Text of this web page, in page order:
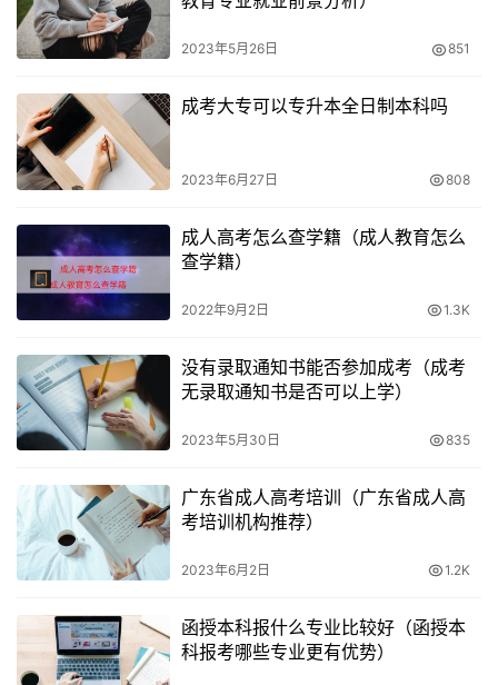
3）其他要求：身体健康，生活能自理，不影响所报专业学
习。
三、成人高考和自考的区别
成人高考和自考都属于成人教育文凭，但是它们在考试时间
和学制上有所不同。
1. 考试时间
成人高考每年只有一次考试，通常在10月中下旬进行；而自
考则是每年两次考试，分别在6月和12月进行。
2. 学制
成人高考的学制是3年，而自考的学制则是4年。
1. 报考条件
成人高考和自考都是国民教育，但是它们的报考条件略有不
同。成人高考报考高中起点升本科或高中起点升专科的考生
应具有高中文化程度，而自考则只需要具备高中文凭或同等
学历证明。
2023年5月26日 851
成考大专可以专升本全日制本科吗
2023年6月27日 808
成人高考怎么查学籍（成人教育怎么
查学籍）
2022年9月2日 1.3K
没有录取通知书能否参加成考（成考
无录取通知书是否可以上学）
2023年5月30日 835
广东省成人高考培训（广东省成人高
考培训机构推荐）
2023年6月2日 1.2K
函授本科报什么专业比较好（函授本
科报考哪些专业更有优势）